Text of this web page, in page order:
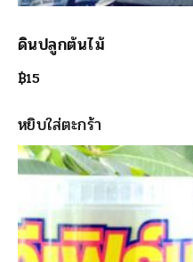
ดินปลูกต้นไม้
฿15
หยิบใส่ตะกร้า